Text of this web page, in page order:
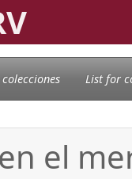
List for
el